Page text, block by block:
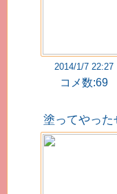
2014/1/7 22:27
コメ数:69
塗ってやった
ｗ